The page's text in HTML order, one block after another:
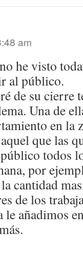
am
he visto
al público.
de su cierre
Una de
en la
que las
todos
por
cantidad
de los
añadimos